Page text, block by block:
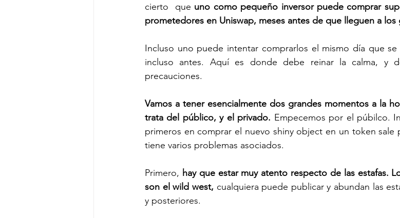
cierto  que uno como pequeño inversor puede comprar
prometedores en Uniswap, meses antes de que lleguen a los
Incluso uno puede intentar comprarlos el mismo día que
incluso antes. Aquí es donde debe reinar la calma, y
precauciones.
Vamos a tener esencialmente dos grandes momentos a la
trata del público, y el privado. Empecemos por el púbilco.
primeros en comprar el nuevo shiny object en un token
tiene varios problemas asociados.
Primero, hay que estar muy atento respecto de las estafas.
son el wild west, cualquiera puede publicar y abundan las
y posteriores.